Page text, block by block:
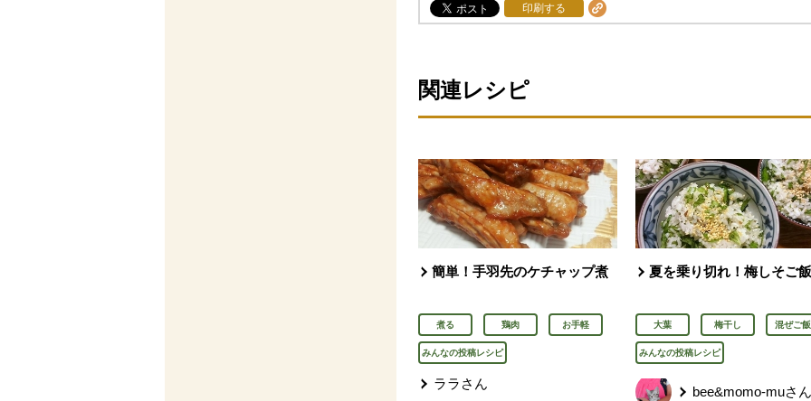
印刷する
関連レシピ
簡単！手羽先のケチャップ煮
煮る 鶏肉 お手軽
みんなの投稿レシピ
ララさん
夏を乗り切れ！梅しそご飯
大葉 梅干し 混ぜご飯
みんなの投稿レシピ
bee&momo-muさん